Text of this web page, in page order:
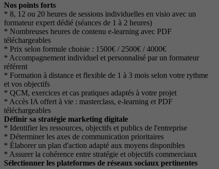
Nos points forts
* 8, 12 ou 20 heures de sessions individuelles en visio avec un
formateur expert dédié (séances de 1 à 2 heures)
* Nombreuses heures de contenu e-learning avec PDF
téléchargeables
* Prix selon formule choisie : 1500€ / 2500€ / 4000€
* Accompagnement individuel et personnalisé par un formateur
référent
* Formation à distance et flexible de 1 à 3 mois selon votre rythme
et vos objectifs
* QCM, exercices et cas pratiques adaptés à votre projet
* Accès IA offert à vie : masterclass, e-learning et PDF
téléchargeables
Définir sa stratégie marketing digitale
* Identifier les ressources, objectifs et publics de l'entreprise
* Déterminer les axes de communication prioritaires
* Élaborer un plan d'action adapté aux moyens disponibles
* Assurer la cohérence entre stratégie et objectifs commerciaux
Sélectionner les plateformes de réseaux sociaux pertinentes